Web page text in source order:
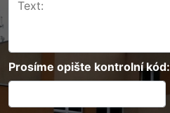
Prosíme opište kontrolní kód: